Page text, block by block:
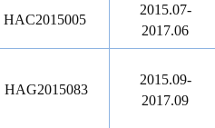
HAC2015005
2015.07-
2017.06
HAG2015083
2015.09-
2017.09